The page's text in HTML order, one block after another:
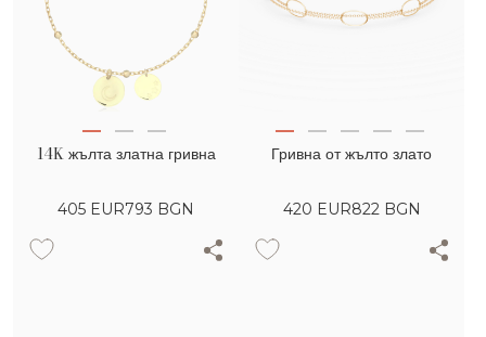
14K жълта златна гривна
405 EUR793 BGN
Гривна от жълто злато
420 EUR822 BGN